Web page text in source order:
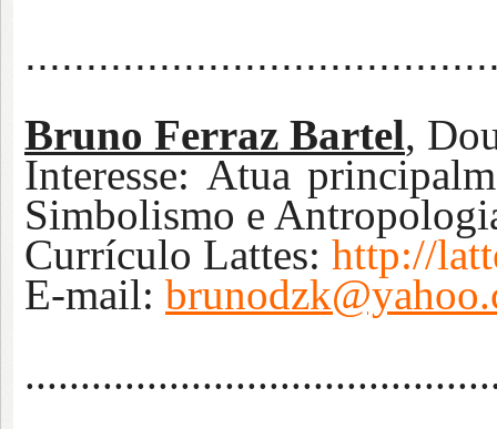
Bruno Ferraz Bartel,
Interesse: Atua
Simbolismo e
Currículo Lattes: http://
E-mail:
...